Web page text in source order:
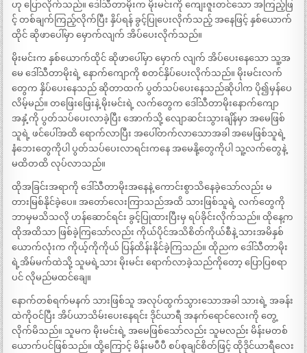
ဟု ပြောလိုက်သည်။ ဒေါ်သီတာမိုးက မိုးမင်းကို ကျေးဇူးတင်သော အကြည့်ဖြ
င့် တစ်ချက်ကြည့်လိုက်ပြီး နှိပ်ရန် ခွင့်ပြုပေးလိုက်သည့် အနေဖြင့် နှစ်ယောက်
ထိုင် ဆိုဖာပေါ်မှာ မှောက်လျက် အိပ်ပေးလိုက်သည်။
မိုးမင်းက နှစ်ယောက်ထိုင် ဆိုဖာပေါ်မှာ မှောက် လျက် အိပ်ပေးနေသော သူ့အ
မေ ဒေါ်သီတာမိုးရဲ့ နောက်ကျောကို စတင်နှိပ်ပေးလိုက်သည်။ မိုးမင်းလက်
တွေက နှိပ်ပေးနေသည် ဆိုတာထက် ပွတ်သပ်ပေးနေသည်ဆိုပါက ပို၍မှန်ပေ
လိမ့်မည်။ တဖြေးဖြေးနဲ့ မိုးမင်းရဲ့ လက်တွေက ဒေါ်သီတာမိုးနောက်ကျော
အနှံ့ကို ပွတ်သပ်ပေးလာခဲ့ပြီး အောက်သို့ လျောဆင်းသွားချိန်မှာ အမေဖြစ်
သူရဲ့ ဖင်ပေါ်အထိ ရောက်လာပြီး အပေါ်တက်လာသောအခါ အမေဖြစ်သူရဲ့
နံဘေးတွေကိုပါ ပွတ်သပ်ပေးလာရင်းကနေ အမေနို့တွေကိုပါ သူ့လက်တွေနဲ့
မထိတထိ လုပ်လာသည်။
ထိုအခြင်းအရာကို ဒေါ်သီတာမိုးအနေနဲ့ ကောင်းစွာသိနေခဲ့သော်လည်း မ
တားမြစ်နိုင်ခဲ့ပေ။ အတော်လေးကြာသည်အထိ သားဖြစ်သူရဲ့ လက်တွေကို
ဘာမှမသိသလို ဟန်ဆောင်ရင်း ခွင့်ပြုထားပြီးမှ ရပ်ခိုင်းလိုက်သည်။ ထိုနေ့က
ထိုအထိသာ ဖြစ်ခဲ့ကြသော်လည်း ကိုယ်ပိုင်အသိစိတ်ကိုယ်စီနဲ့ သားအမိနှစ်
ယောက်လုံးက ကိုယ့်ကိုကိုယ် ပြန်ထိန်းနိုင်ခဲ့ကြသည်။ ထိုညက ဒေါ်သီတာမိုး
ရဲ့အိမ်မက်ထဲသို့ သူမရဲ့သား မိုးမင်း ရောက်လာခဲ့သည်ကိုတော့ ပြောပြစရာ
ပင် လိုမည်မထင်ချေ။
နောက်တစ်ရက်မနက် သားဖြစ်သူ အလုပ်ထွက်သွားသောအခါ သားရဲ့ အခန်း
ထဲကိုဝင်ပြီး အိပ်ယာသိမ်းပေးနေရင်း ဒိုင်ယာရီ အနက်ရောင်လေးကို တွေ့
လိုက်မိသည်။ သူမက မိုးမင်းရဲ့ အမေဖြစ်သော်လည်း သူမလည်း မိန်းမတစ်
ယောက်ပင်ဖြစ်သည်။ ထို့ကြောင့် မိန်းမပီပီ စပ်စုချင်စိတ်ဖြင့် ထိုဒိုင်ယာရီလေး